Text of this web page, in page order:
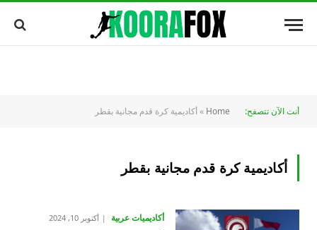
أنت الآن تتصفح: Home
» أكاديمية كرة قدم مجانية بقطر
أكاديمية كرة قدم مجانية بقطر
أكاديميات عربية أكتوبر 10, 2024